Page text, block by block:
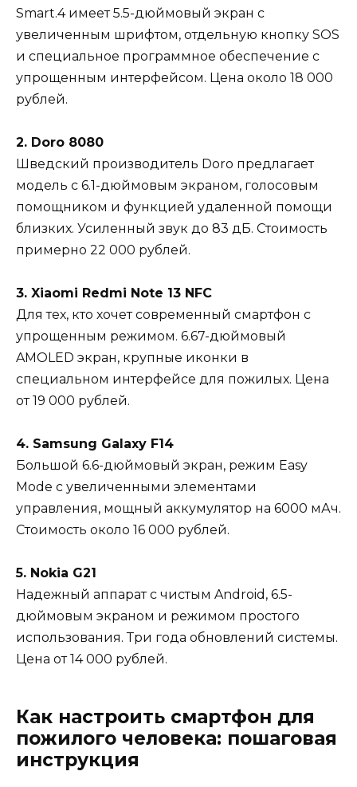
Smart.4 имеет 5.5-дюймовый экран с
увеличенным шрифтом, отдельную кнопку SOS
и специальное программное обеспечение с
упрощенным интерфейсом. Цена около 18 000
рублей.
2. Doro 8080
Шведский производитель Doro предлагает
модель с 6.1-дюймовым экраном, голосовым
помощником и функцией удаленной помощи
близких. Усиленный звук до 83 дБ. Стоимость
примерно 22 000 рублей.
3. Xiaomi Redmi Note 13 NFC
Для тех, кто хочет современный смартфон с
упрощенным режимом. 6.67-дюймовый
AMOLED экран, крупные иконки в
специальном интерфейсе для пожилых. Цена
от 19 000 рублей.
4. Samsung Galaxy F14
Большой 6.6-дюймовый экран, режим Easy
Mode с увеличенными элементами
управления, мощный аккумулятор на 6000 мАч.
Стоимость около 16 000 рублей.
5. Nokia G21
Надежный аппарат с чистым Android, 6.5-
дюймовым экраном и режимом простого
использования. Три года обновлений системы.
Цена от 14 000 рублей.
Как настроить смартфон для
пожилого человека: пошаговая
инструкция